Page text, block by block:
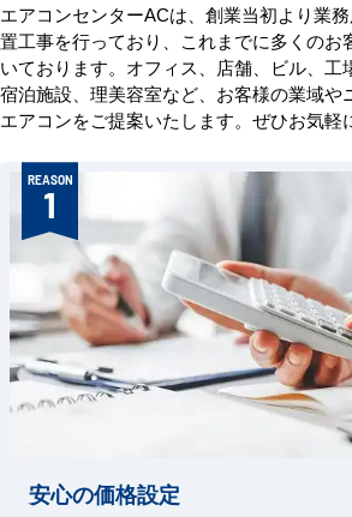
エアコンセンターACは、創業当初より業
置工事を行っており、これまでに多くのお
いております。オフィス、店舗、ビル、工
宿泊施設、理美容室など、お客様の業域や
エアコンをご提案いたします。ぜひお気軽
REASON
1
安心の価格設定